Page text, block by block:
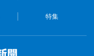
特集